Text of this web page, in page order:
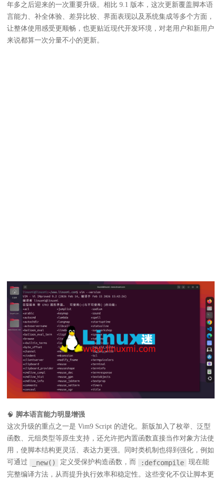
年多之后迎来的一次重要升级。相比 9.1 版本，这次更新覆盖脚本语
言能力、补全体验、差异比较、界面表现以及系统集成等多个方面，
让整体使用感受更顺畅，也更贴近现代开发环境，对老用户和新用户
来说都算一次分量不小的更新。
🧠 脚本语言能力明显增强
这次升级的重点之一是 Vim9 Script 的进化。新版加入了枚举、泛型
函数、元组类型等原生支持，还允许把内置函数直接当作对象方法使
用，使脚本结构更灵活、表达力更强。同时类机制也得到强化，例如
可通过
_new() 定义受保护构造函数，而 :defcompile
现在能
完整编译方法，从而提升执行效率和稳定性。这些变化不仅让脚本更